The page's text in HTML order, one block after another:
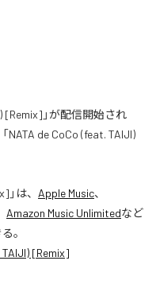
[Remix]」が配信開始され
de CoCo (feat. TAIJI)
」は、 Apple Music、
Amazon Music Unlimitedなど
。
TAIJI) [Remix]